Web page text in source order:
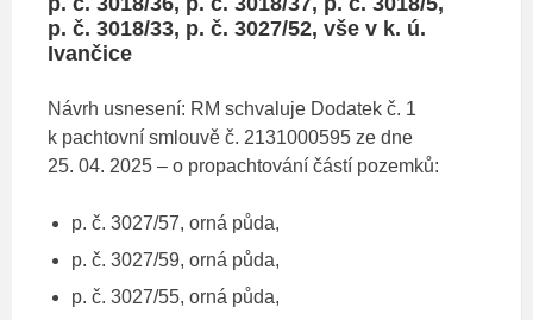
p. č. 3018/33, p. č. 3027/52, vše v k. ú.
Ivančice
Návrh usnesení: RM schvaluje Dodatek č. 1
k pachtovní smlouvě č. 2131000595 ze dne
25. 04. 2025 – o propachtování částí pozemků:
p. č. 3027/57, orná půda,
p. č. 3027/59, orná půda,
p. č. 3027/55, orná půda,